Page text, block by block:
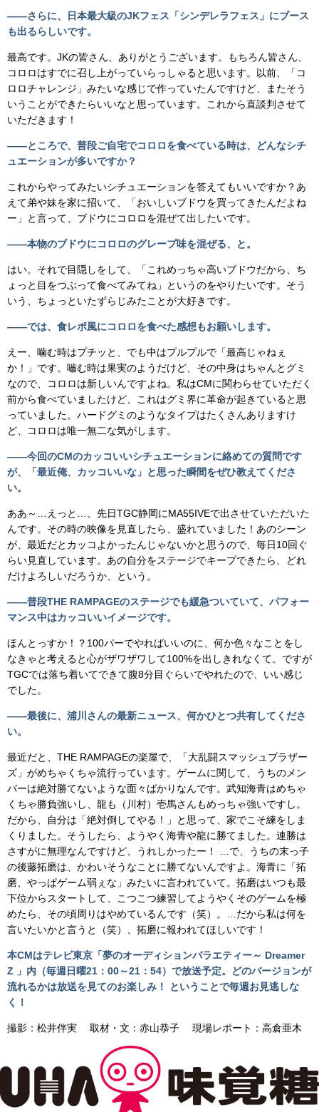
――さらに、日本最大級のJKフェス「シンデレラフェス」にブース
も出るらしいです。
最高です。JKの皆さん、ありがとうございます。もちろん皆さん、
コロロはすでに召し上がっていらっしゃると思います。以前、「コ
ロロチャレンジ」みたいな感じで作っていたんですけど、またそう
いうことができたらいいなと思っています。これから直談判させて
いただきます！
――ところで、普段ご自宅でコロロを食べている時は、どんなシチ
ュエーションが多いですか？
これからやってみたいシチュエーションを答えてもいいですか？あ
えて弟や妹を家に招いて、「おいしいブドウを買ってきたんだよね
ー」と言って、ブドウにコロロを混ぜて出したいです。
――本物のブドウにコロロのグレープ味を混ぜる、と。
はい。それで目隠しをして、「これめっちゃ高いブドウだから、ち
ょっと目をつぶって食べてみてね」というのをやりたいです。そう
いう、ちょっといたずらじみたことが大好きです。
――では、食レポ風にコロロを食べた感想もお願いします。
えー、噛む時はプチッと、でも中はプルプルで「最高じゃねぇ
か！」です。嚙む時は果実のようだけど、その中身はちゃんとグミ
なので、コロロは新しいんですよね。私はCMに関わらせていただく
前から食べていましたけど、これはグミ界に革命が起きていると思
っていました。ハードグミのようなタイプはたくさんありますけ
ど、コロロは唯一無二な気がします。
――今回のCMのカッコいいシチュエーションに絡めての質問です
が、「最近俺、カッコいいな」と思った瞬間をぜひ教えてくださ
い。
ああ～…えっと…、先日TGC静岡にMA55IVEで出させていただいた
んです。その時の映像を見直したら、盛れていました！あのシーン
が、最近だとカッコよかったんじゃないかと思うので、毎日10回ぐ
らい見直しています。あの自分をステージでキープできたら、どれ
だけよろしいだろうか、という。
――普段THE RAMPAGEのステージでも緩急ついていて、パフォー
マンス中はカッコいいイメージです。
ほんとっすか！？100パーでやればいいのに、何か色々なことをし
なきゃと考えると心がザワザワして100%を出しきれなくて。ですが
TGCでは落ち着いてできて腹8分目ぐらいでやれたので、いい感じ
でした。
――最後に、浦川さんの最新ニュース、何かひとつ共有してくださ
い。
最近だと、THE RAMPAGEの楽屋で、「大乱闘スマッシュブラザー
ズ」がめちゃくちゃ流行っています。ゲームに関して、うちのメン
バーは絶対勝てないような面々ばかりなんです。武知海青はめちゃ
くちゃ勝負強いし、龍も（川村）壱馬さんもめっちゃ強いですし。
だから、自分は「絶対倒してやる！」と思って、家でこそ練をしま
くりました。そうしたら、ようやく海青や龍に勝てました。連勝は
さすがに無理なんですけど、うれしかったー！ …で、うちの末っ子
の後藤拓磨は、かわいそうなことに勝てないんですよ。海青に「拓
磨、やっぱゲーム弱ぇな」みたいに言われていて。拓磨はいつも最
下位からスタートして、こつこつ練習してようやくそのゲームを極
めたら、その頃周りはやめているんです（笑）。…だから私は何を
言いたいかと言うと（笑）、拓磨に報われてほしいです！
本CMはテレビ東京「夢のオーディションバラエティー～ Dreamer
Z 」内（毎週日曜21：00～21：54）で放送予定。どのバージョンが
流れるかは放送を見てのお楽しみ！ ということで毎週お見逃しな
く！
撮影：松井伴実 取材・文：赤山恭子 現場レポート：高倉亜木